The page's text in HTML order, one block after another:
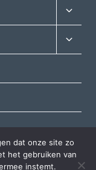
dat onze site zo
het gebruiken van
instemt.